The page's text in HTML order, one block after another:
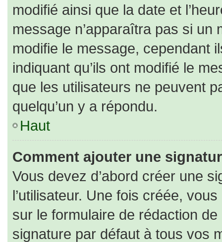
modifié ainsi que la date et
message n’apparaîtra pas si
modifie le message, cependant
indiquant qu’ils ont modifié le
que les utilisateurs ne peuvent
quelqu’un y a répondu.
Haut
Comment ajouter une
Vous devez d’abord créer une
l’utilisateur. Une fois créée,
sur le formulaire de rédaction
signature par défaut à tous vos